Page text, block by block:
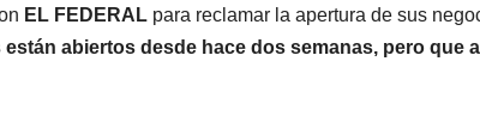
EL FEDERAL para reclamar la apertura de sus
abiertos desde hace dos semanas, pero que a